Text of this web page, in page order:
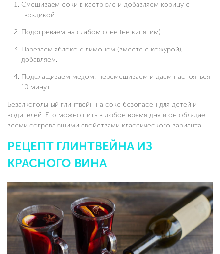
Смешиваем соки в кастрюле и добавляем корицу с
гвоздикой.
Подогреваем на слабом огне (не кипятим).
Нарезаем яблоко с лимоном (вместе с кожурой),
добавляем.
Подслащиваем медом, перемешиваем и даем настояться
10 минут.
Безалкогольный глинтвейн на соке безопасен для детей и
водителей. Его можно пить в любое время дня и он обладает
всеми согревающими свойствами классического варианта.
РЕЦЕПТ ГЛИНТВЕЙНА ИЗ
КРАСНОГО ВИНА